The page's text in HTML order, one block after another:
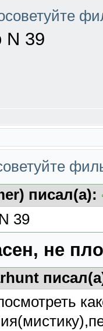
N 39
писал(а):
39
не